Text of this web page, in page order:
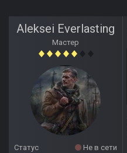
Aleksei Everlasting
Мастер
Статус
Не в сети